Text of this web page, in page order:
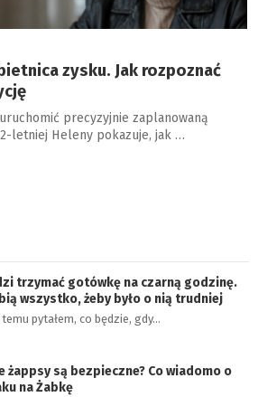
zysku. Jak rozpoznać
precyzyjnie zaplanowaną
letniej Heleny pokazuje, jak …
trzymać gotówkę na czarną godzinę.
wszystko, żeby było o nią trudniej
pytałem, co będzie, gdy…
żappsy są bezpieczne? Co wiadomo o
na Żabkę